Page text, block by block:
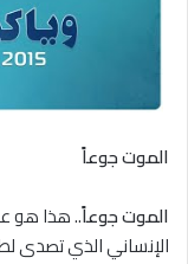
الموت جوعاً
الموت جوعاً.. هذا هو
الإنساني الذي تصدى